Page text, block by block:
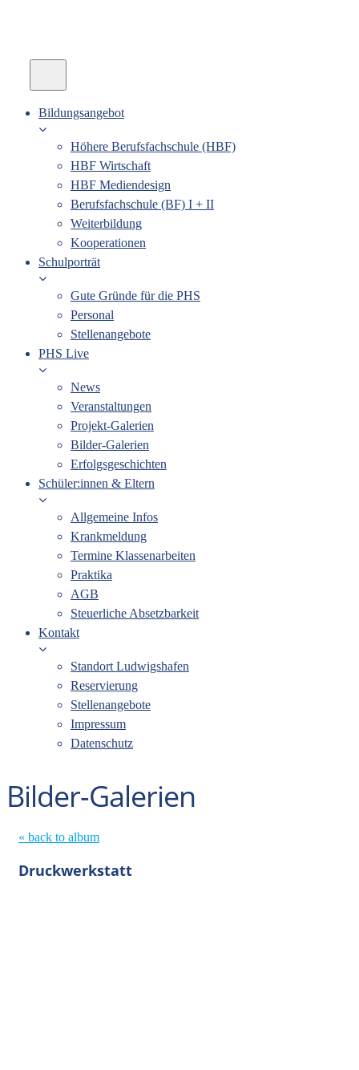
Bildungsangebot
Höhere Berufsfachschule (HBF)
HBF Wirtschaft
HBF Mediendesign
Berufsfachschule (BF) I + II
Weiterbildung
Kooperationen
Schulporträt
Gute Gründe für die PHS
Personal
Stellenangebote
PHS Live
News
Veranstaltungen
Projekt-Galerien
Bilder-Galerien
Erfolgsgeschichten
Schüler:innen & Eltern
Allgemeine Infos
Krankmeldung
Termine Klassenarbeiten
Praktika
AGB
Steuerliche Absetzbarkeit
Kontakt
Standort Ludwigshafen
Reservierung
Stellenangebote
Impressum
Datenschutz
Bilder-Galerien
« back to album
Druckwerkstatt